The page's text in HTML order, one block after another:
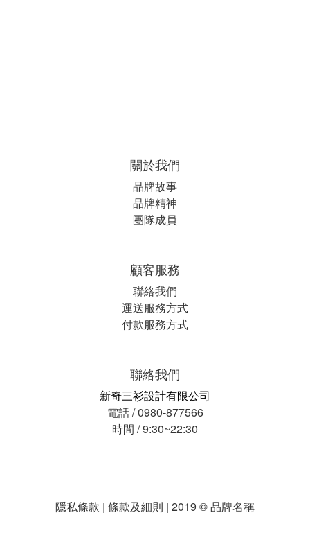
關於我們
品牌故事
品牌精神
團隊成員
顧客服務
聯絡我們
運送服務方式
付款服務方式
聯絡我們
新奇三衫設計有限公司
電話 / 0980-877566
時間 / 9:30~22:30
隱私條款 | 條款及細則 | 2019 © 品牌名稱